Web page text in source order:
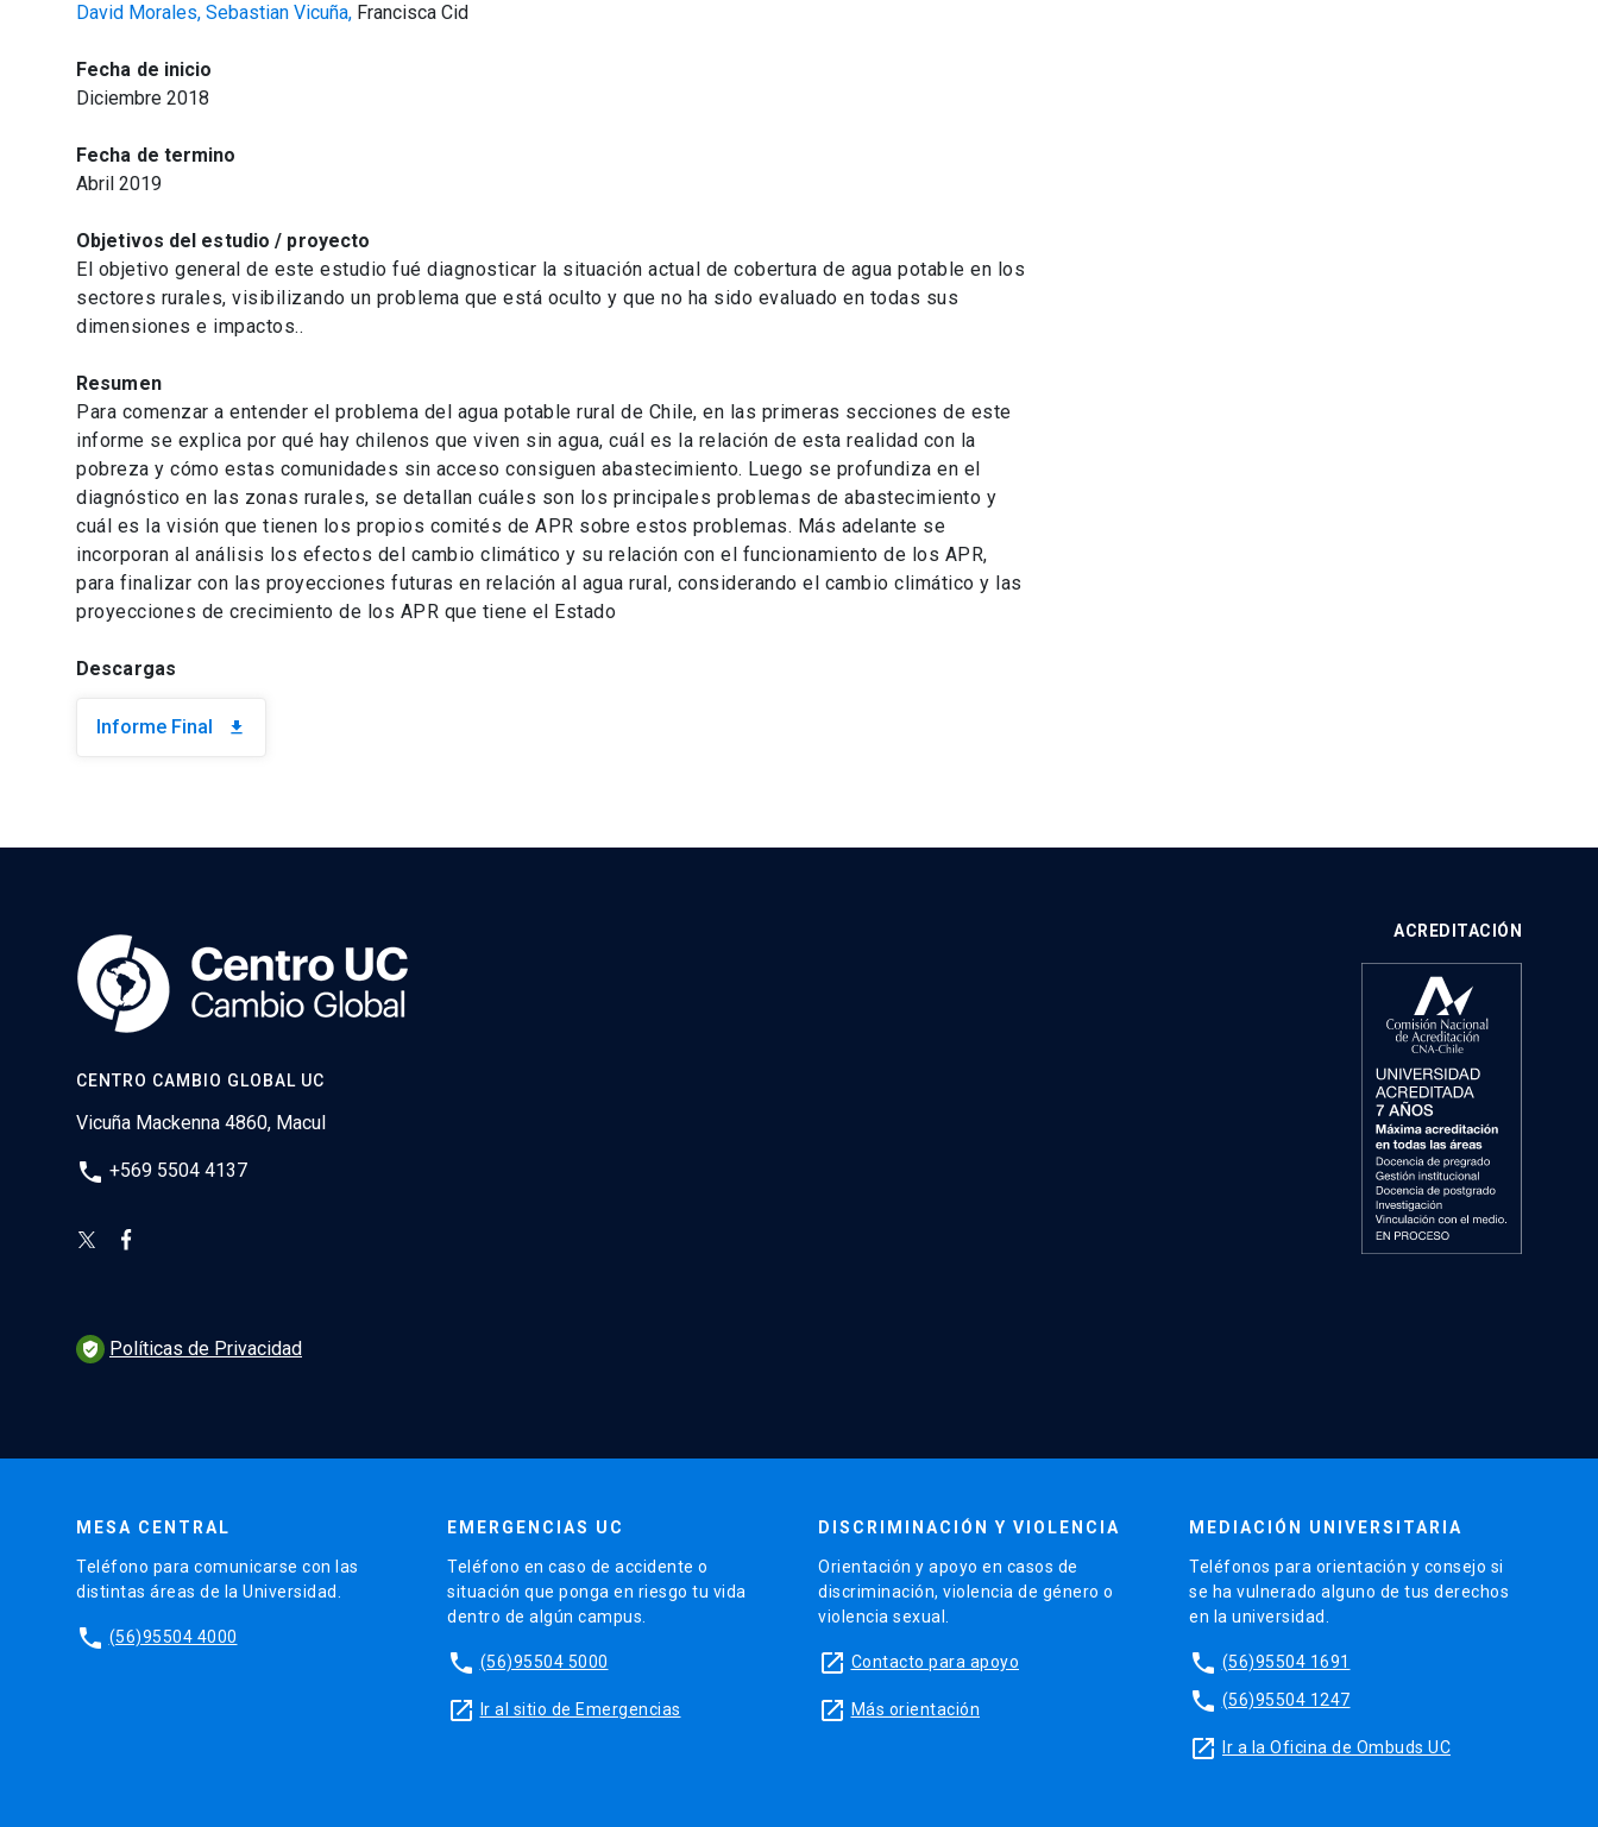
David Morales, Sebastian Vicuña, Francisca Cid
Fecha de inicio
Diciembre 2018
Fecha de termino
Abril 2019
Objetivos del estudio / proyecto
El objetivo general de este estudio fué diagnosticar la situación actual de cobertura de agua potable en los
sectores rurales, visibilizando un problema que está oculto y que no ha sido evaluado en todas sus
dimensiones e impactos..
Resumen
Para comenzar a entender el problema del agua potable rural de Chile, en las primeras secciones de este
informe se explica por qué hay chilenos que viven sin agua, cuál es la relación de esta realidad con la
pobreza y cómo estas comunidades sin acceso consiguen abastecimiento. Luego se profundiza en el
diagnóstico en las zonas rurales, se detallan cuáles son los principales problemas de abastecimiento y
cuál es la visión que tienen los propios comités de APR sobre estos problemas. Más adelante se
incorporan al análisis los efectos del cambio climático y su relación con el funcionamiento de los APR,
para finalizar con las proyecciones futuras en relación al agua rural, considerando el cambio climático y las
proyecciones de crecimiento de los APR que tiene el Estado
Descargas
Informe Final download
CENTRO CAMBIO GLOBAL UC
Vicuña Mackenna 4860, Macul
phone +569 5504 4137
ACREDITACIÓN
verified_user Políticas de Privacidad
MESA CENTRAL
Teléfono para comunicarse con las
distintas áreas de la Universidad.
phone (56)95504 4000
EMERGENCIAS UC
Teléfono en caso de accidente o
situación que ponga en riesgo tu vida
dentro de algún campus.
phone (56)95504 5000
launch Ir al sitio de Emergencias
DISCRIMINACIÓN Y VIOLENCIA
Orientación y apoyo en casos de
discriminación, violencia de género o
violencia sexual.
launch Contacto para apoyo
launch Más orientación
MEDIACIÓN UNIVERSITARIA
Teléfonos para orientación y consejo si
se ha vulnerado alguno de tus derechos
en la universidad.
phone (56)95504 1691
phone (56)95504 1247
launch Ir a la Oficina de Ombuds UC